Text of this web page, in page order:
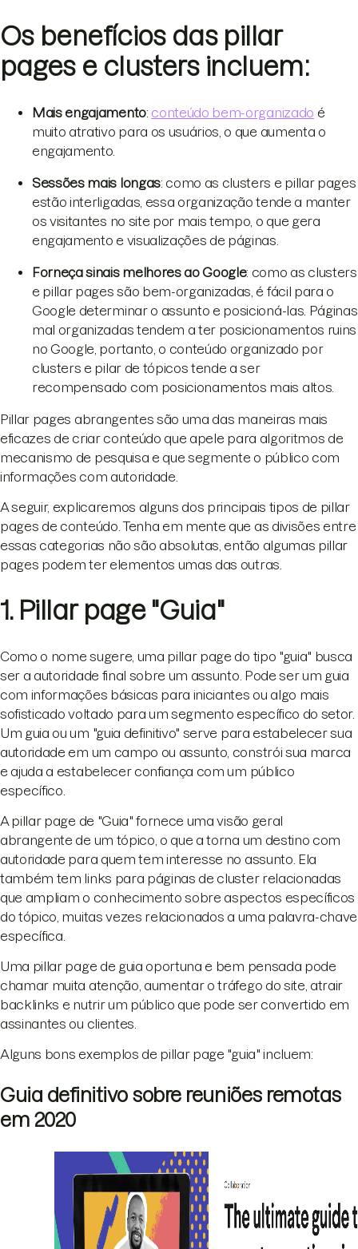
Os benefícios das pillar
pages e clusters incluem:
Mais engajamento: conteúdo bem-organizado é
muito atrativo para os usuários, o que aumenta o
engajamento.
Sessões mais longas: como as clusters e pillar pages
estão interligadas, essa organização tende a manter
os visitantes no site por mais tempo, o que gera
engajamento e visualizações de páginas.
Forneça sinais melhores ao Google: como as clusters
e pillar pages são bem-organizadas, é fácil para o
Google determinar o assunto e posicioná-las. Páginas
mal organizadas tendem a ter posicionamentos ruins
no Google, portanto, o conteúdo organizado por
clusters e pilar de tópicos tende a ser
recompensado com posicionamentos mais altos.
Pillar pages abrangentes são uma das maneiras mais
eficazes de criar conteúdo que apele para algoritmos de
mecanismo de pesquisa e que segmente o público com
informações com autoridade.
A seguir, explicaremos alguns dos principais tipos de pillar
pages de conteúdo. Tenha em mente que as divisões entre
essas categorias não são absolutas, então algumas pillar
pages podem ter elementos umas das outras.
1. Pillar page "Guia"
Como o nome sugere, uma pillar page do tipo "guia" busca
ser a autoridade final sobre um assunto. Pode ser um guia
com informações básicas para iniciantes ou algo mais
sofisticado voltado para um segmento específico do setor.
Um guia ou um "guia definitivo" serve para estabelecer sua
autoridade em um campo ou assunto, constrói sua marca
e ajuda a estabelecer confiança com um público
específico.
A pillar page de "Guia" fornece uma visão geral
abrangente de um tópico, o que a torna um destino com
autoridade para quem tem interesse no assunto. Ela
também tem links para páginas de cluster relacionadas
que ampliam o conhecimento sobre aspectos específicos
do tópico, muitas vezes relacionados a uma palavra-chave
específica.
Uma pillar page de guia oportuna e bem pensada pode
chamar muita atenção, aumentar o tráfego do site, atrair
backlinks e nutrir um público que pode ser convertido em
assinantes ou clientes.
Alguns bons exemplos de pillar page "guia" incluem:
Guia definitivo sobre reuniões remotas
em 2020